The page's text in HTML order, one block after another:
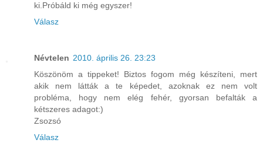
ki.Próbáld ki még egyszer!
Válasz
Névtelen 2010. április 26. 23:23
Köszönöm a tippeket! Biztos fogom még készíteni, mert
akik nem látták a te képedet, azoknak ez nem volt
probléma, hogy nem elég fehér, gyorsan befalták a
kétszeres adagot:)
Zsozsó
Válasz